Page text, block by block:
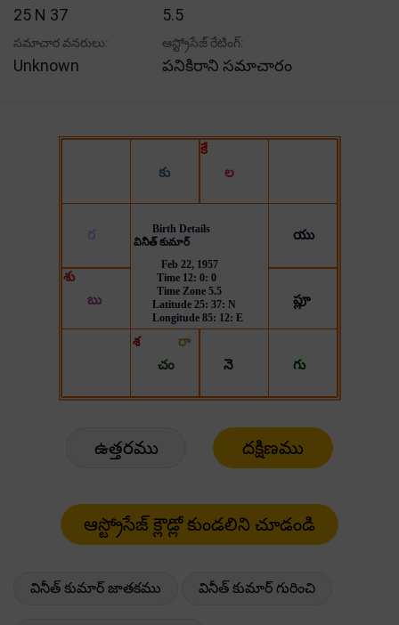
25 N 37 5.5
సమాచార వనరులు:
Unknown
ఆస్ట్రోసేజ్ రేటింగ్:
పనికిరాని సమాచారం
ఉత్తరము దక్షిణము
వినీత్ కుమార్ జాతకము వినీత్ కుమార్ గురించి